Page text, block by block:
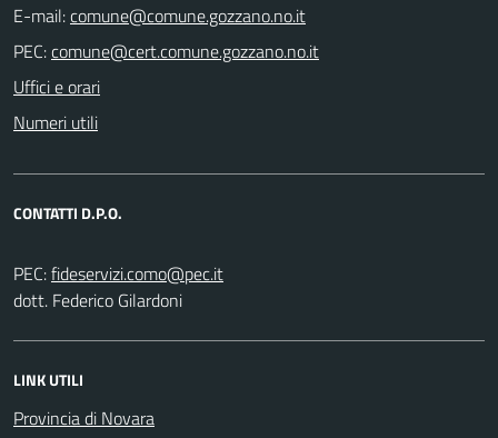
E-mail:
PEC:
Uffici e orari
Numeri utili
CONTATTI D.P.O.
PEC:
dott. Federico Gilardoni
LINK UTILI
Provincia di Novara